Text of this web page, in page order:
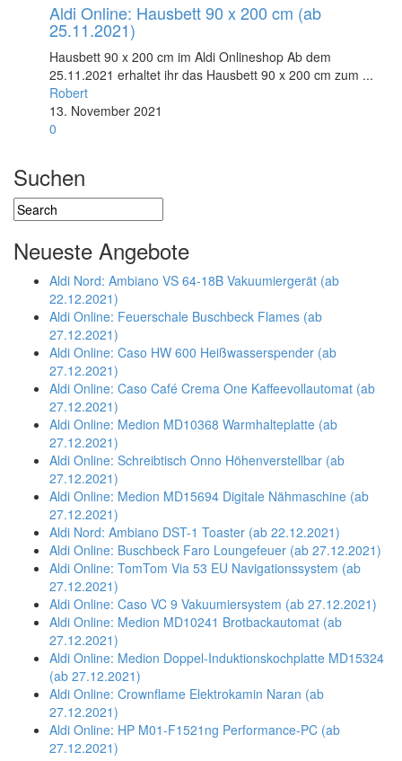
Aldi Online: Hausbett 90 x 200 cm (ab
25.11.2021)
Hausbett 90 x 200 cm im Aldi Onlineshop Ab dem
25.11.2021 erhaltet ihr das Hausbett 90 x 200 cm zum ...
Robert
13. November 2021
0
Suchen
Neueste Angebote
Aldi Nord: Ambiano VS 64-18B Vakuumiergerät (ab
22.12.2021)
Aldi Online: Feuerschale Buschbeck Flames (ab
27.12.2021)
Aldi Online: Caso HW 600 Heißwasserspender (ab
27.12.2021)
Aldi Online: Caso Café Crema One Kaffeevollautomat (ab
27.12.2021)
Aldi Online: Medion MD10368 Warmhalteplatte (ab
27.12.2021)
Aldi Online: Schreibtisch Onno Höhenverstellbar (ab
27.12.2021)
Aldi Online: Medion MD15694 Digitale Nähmaschine (ab
27.12.2021)
Aldi Nord: Ambiano DST-1 Toaster (ab 22.12.2021)
Aldi Online: Buschbeck Faro Loungefeuer (ab 27.12.2021)
Aldi Online: TomTom Via 53 EU Navigationssystem (ab
27.12.2021)
Aldi Online: Caso VC 9 Vakuumiersystem (ab 27.12.2021)
Aldi Online: Medion MD10241 Brotbackautomat (ab
27.12.2021)
Aldi Online: Medion Doppel-Induktionskochplatte MD15324
(ab 27.12.2021)
Aldi Online: Crownflame Elektrokamin Naran (ab
27.12.2021)
Aldi Online: HP M01-F1521ng Performance-PC (ab
27.12.2021)